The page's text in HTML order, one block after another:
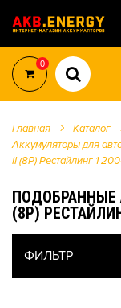
0
Главная Каталог
Аккумуляторы для
II (8P) Рестайлинг 1
ПОДОБРАННЫЕ
(8P)
ФИЛЬТР